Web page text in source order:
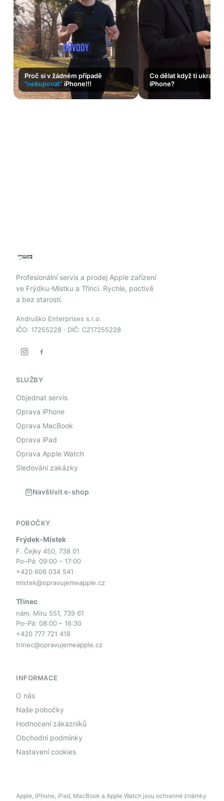
Proč si v žádném případě
"nekupovat"iPhone!!!
Co dělat když ti
iPhone?
Profesionální servis a prodej Apple zařízení
ve Frýdku-Místku a Třinci. Rychle, poctivě
a bez starostí.
Andruško Enterprises s.r.o.
IČO: 17255228 · DIČ: CZ17255228
SLUŽBY
Objednat servis
Oprava iPhone
Oprava MacBook
Oprava iPad
Oprava Apple Watch
Sledování zakázky
Navštívit e-shop
POBOČKY
Frýdek-Místek
F. Čejky 450, 738 01
Po–Pá: 09:00 – 17:00
+420 606 034 541
mistek@opravujemeapple.cz
Třinec
nám. Míru 551, 739 61
Po–Pá: 08:00 – 16:30
+420 777 721 418
trinec@opravujemeapple.cz
INFORMACE
O nás
Naše pobočky
Hodnocení zákazníků
Obchodní podmínky
Nastavení cookies
Apple, iPhone, iPad, MacBook a Apple Watch jsou ochranné známky